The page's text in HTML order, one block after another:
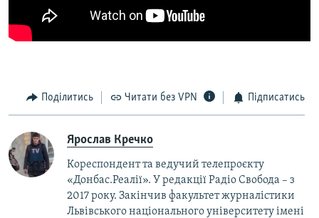
Поділитись Читати без VPN Підписатись
Ярослав Кречко
Кореспондент та ведучий телепроєкту
«Донбас.Реалії». У редакції Радіо Свобода – з
2017 року. Закінчив факультет журналістики
Львівського національного університету імені